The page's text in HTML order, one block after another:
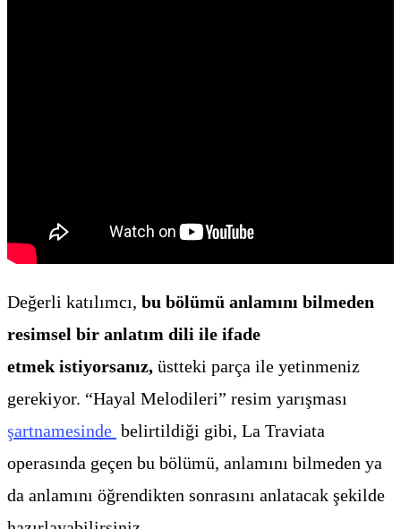
Değerli katılımcı, bu bölümü anlamını bilmeden
resimsel bir anlatım dili ile ifade
etmek istiyorsanız, üstteki parça ile yetinmeniz
gerekiyor. “Hayal Melodileri” resim yarışması
şartnamesinde belirtildiği gibi, La Traviata
operasında geçen bu bölümü, anlamını bilmeden ya
da anlamını öğrendikten sonrasını anlatacak şekilde